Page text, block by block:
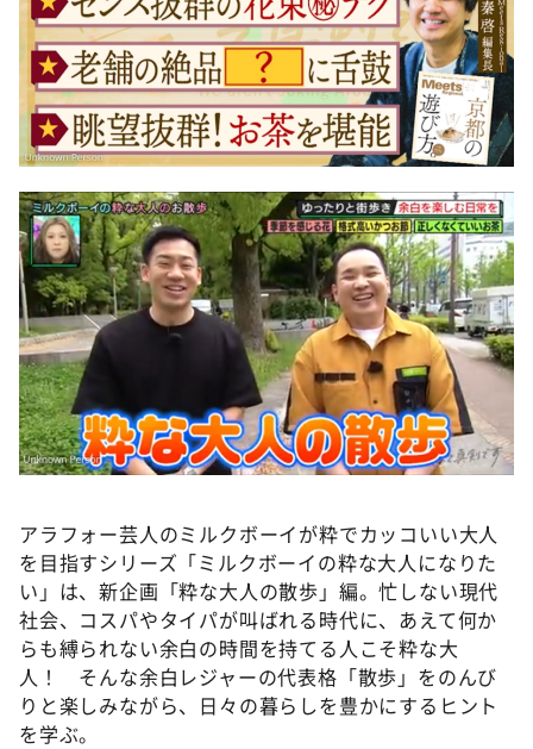
アラフォー芸人のミルクボーイが粋でカッコいい大人
を目指すシリーズ「ミルクボーイの粋な大人になりた
い」は、新企画「粋な大人の散歩」編。忙しない現代
社会、コスパやタイパが叫ばれる時代に、あえて何か
らも縛られない余白の時間を持てる人こそ粋な大
人！ そんな余白レジャーの代表格「散歩」をのんび
りと楽しみながら、日々の暮らしを豊かにするヒント
を学ぶ。